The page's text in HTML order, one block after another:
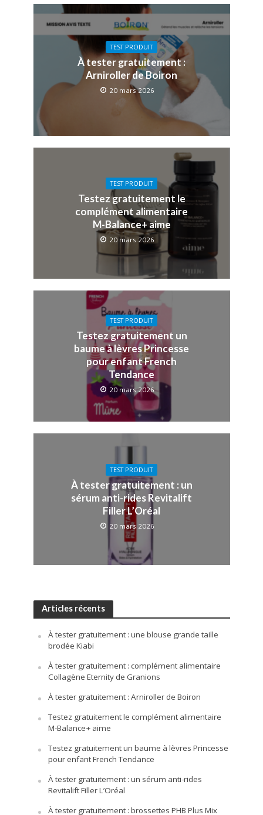
TEST PRODUIT
À tester gratuitement :
Arniroller de Boiron
20 mars 2026
TEST PRODUIT
Testez gratuitement le
complément alimentaire
M-Balance+ aime
20 mars 2026
TEST PRODUIT
Testez gratuitement un
baume à lèvres Princesse
pour enfant French
Tendance
20 mars 2026
TEST PRODUIT
À tester gratuitement : un
sérum anti-rides Revitalift
Filler L’Oréal
20 mars 2026
Articles récents
À tester gratuitement : une blouse grande taille
brodée Kiabi
À tester gratuitement : complément alimentaire
Collagène Eternity de Granions
À tester gratuitement : Arniroller de Boiron
Testez gratuitement le complément alimentaire
M-Balance+ aime
Testez gratuitement un baume à lèvres Princesse
pour enfant French Tendance
À tester gratuitement : un sérum anti-rides
Revitalift Filler L’Oréal
À tester gratuitement : brossettes PHB Plus Mix